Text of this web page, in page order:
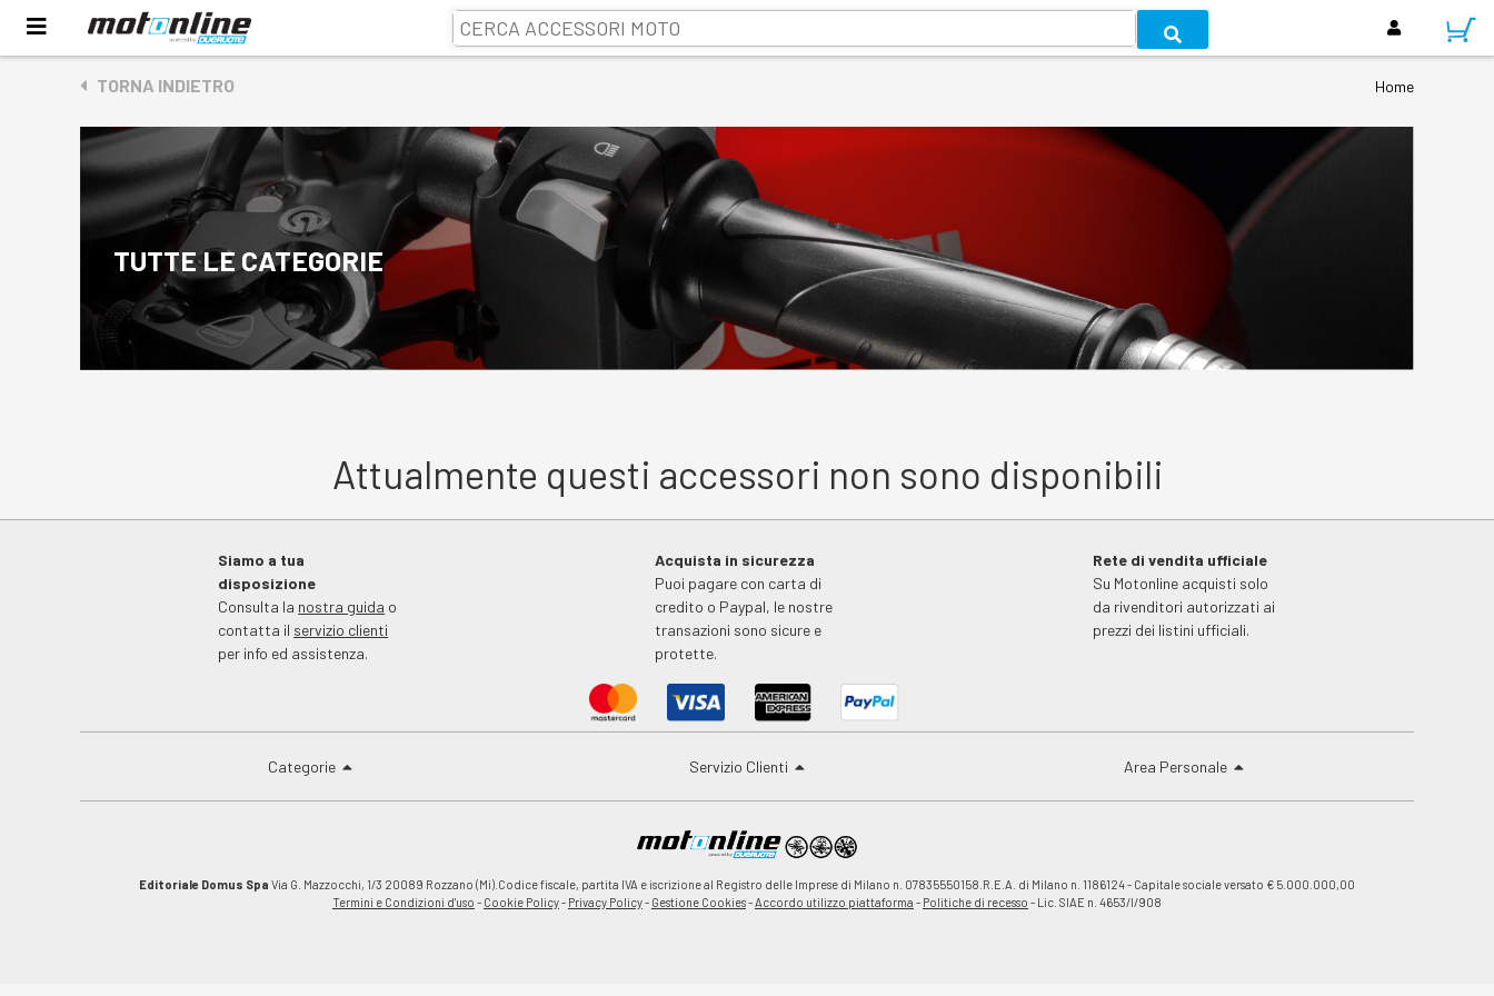
TORNA INDIETRO Home
TUTTE LE CATEGORIE
Attualmente questi accessori non sono disponibili
Siamo a tua
disposizione
Consulta la nostra guida o
contatta il servizio clienti
per info ed assistenza.
Acquista in sicurezza
Puoi pagare con carta di
credito o Paypal, le nostre
transazioni sono sicure e
protette.
Rete di vendita ufficiale
Su Motonline acquisti solo
da rivenditori autorizzati ai
prezzi dei listini ufficiali.
Categorie Servizio Clienti Area Personale
Editoriale Domus Spa Via G. Mazzocchi, 1/3 20089 Rozzano (Mi).Codice fiscale, partita IVA e iscrizione al Registro delle Imprese di Milano n. 07835550158.R.E.A. di Milano n. 1186124 - Capitale sociale versato € 5.000.000,00
Termini e Condizioni d'uso - Cookie Policy- Privacy Policy- Gestione Cookies-Accordo utilizzo piattaforma - Politiche di recesso - Lic. SIAE n. 4653/I/908